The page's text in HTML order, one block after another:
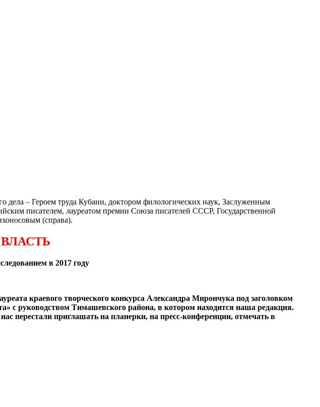
– Героем труда Кубани, доктором филологических наук, Заслуженным
писателем, лауреатом премии Союза писателей СССР, Государственной
(справа).
в 2017 году
краевого творческого конкурса Александра Мирончука под заголовком
руководством Тимашевского района, в котором находится наша редакция.
перестали приглашать на планерки, на пресс-конференции, отмечать в